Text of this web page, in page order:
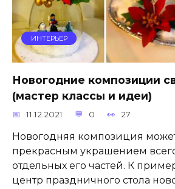
ИНТЕРЬЕР
Новогодние композиции
(мастер классы и идеи)
11.12.2021 0 27
Новогодняя композиция может
прекрасным украшением
отдельных его частей. К
центр праздничного стола